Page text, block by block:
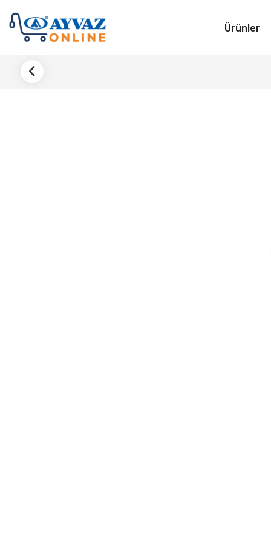
Ürünler